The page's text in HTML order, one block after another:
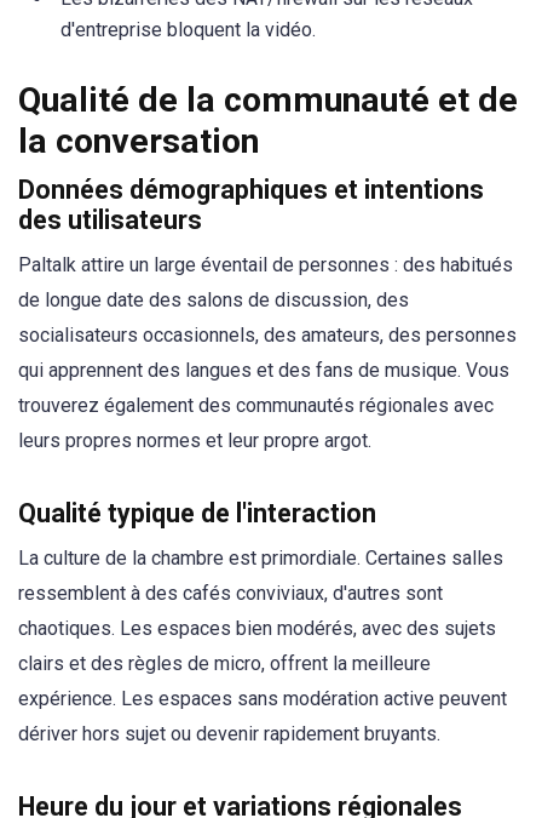
d'entreprise bloquent la vidéo.
Qualité de la communauté et de
la conversation
Données démographiques et intentions
des utilisateurs
Paltalk attire un large éventail de personnes : des habitués
de longue date des salons de discussion, des
socialisateurs occasionnels, des amateurs, des personnes
qui apprennent des langues et des fans de musique. Vous
trouverez également des communautés régionales avec
leurs propres normes et leur propre argot.
Qualité typique de l'interaction
La culture de la chambre est primordiale. Certaines salles
ressemblent à des cafés conviviaux, d'autres sont
chaotiques. Les espaces bien modérés, avec des sujets
clairs et des règles de micro, offrent la meilleure
expérience. Les espaces sans modération active peuvent
dériver hors sujet ou devenir rapidement bruyants.
Heure du jour et variations régionales